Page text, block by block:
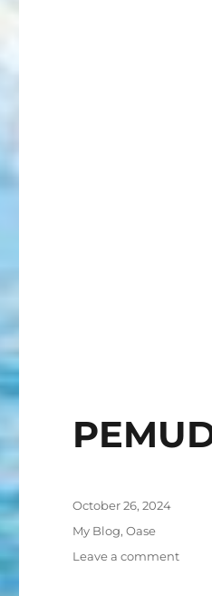
Posted
October 26, 2024
Categories
My Blog,Oase
Leave a commenton